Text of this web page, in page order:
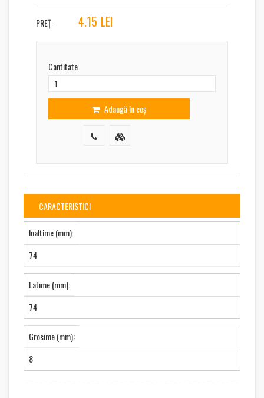
PREȚ: 4.15 LEI
Cantitate
Adaugă în coș
CARACTERISTICI
Inaltime (mm):
74
Latime (mm):
74
Grosime (mm):
8